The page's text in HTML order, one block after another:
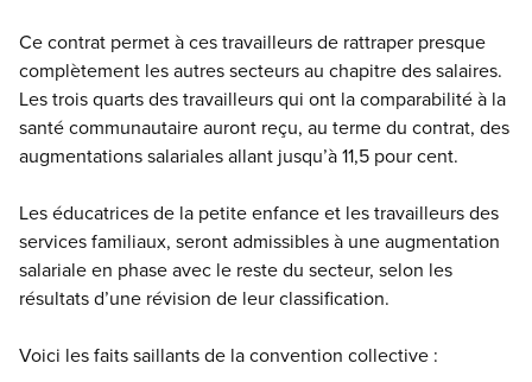
Ce contrat permet à ces travailleurs de rattraper presque
complètement les autres secteurs au chapitre des salaires.
Les trois quarts des travailleurs qui ont la comparabilité à la
santé communautaire auront reçu, au terme du contrat, des
augmentations salariales allant jusqu’à 11,5 pour cent.
Les éducatrices de la petite enfance et les travailleurs des
services familiaux, seront admissibles à une augmentation
salariale en phase avec le reste du secteur, selon les
résultats d’une révision de leur classification.
Voici les faits saillants de la convention collective :